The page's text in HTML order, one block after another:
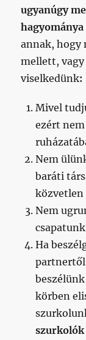
ugyanúgy
hagyománya
annak, hogy
mellett,
viselkedünk:
Mivel
ezért
Nem
baráti
közvetlen
Nem
Ha
partnertől
körben
szurkolók